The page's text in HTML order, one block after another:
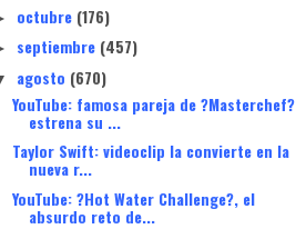
octubre (176)
septiembre (457)
agosto (670)
YouTube: famosa pareja de ?Masterchef?
estrena su ...
Taylor Swift: videoclip la convierte en la
nueva r...
YouTube: ?Hot Water Challenge?, el
absurdo reto de...